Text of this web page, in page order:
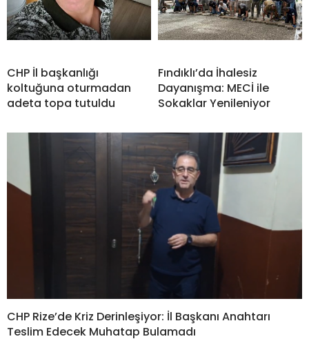
CHP İl başkanlığı
koltuğuna oturmadan
adeta topa tutuldu
Fındıklı’da İhalesiz
Dayanışma: MECİ ile
Sokaklar Yenileniyor
CHP Rize’de Kriz Derinleşiyor: İl Başkanı Anahtarı
Teslim Edecek Muhatap Bulamadı